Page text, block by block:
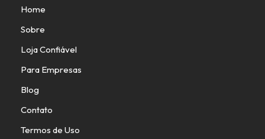
Home
Sobre
Loja Confiável
Para Empresas
Blog
Contato
Termos de Uso